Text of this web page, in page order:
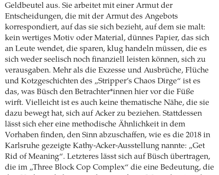
Geldbeutel aus. Sie arbeitet mit einer Armut der
Entscheidungen, die mit der Armut des Angebots
korrespondiert, auf das sie sich bezieht, auf dem sie malt:
kein wertiges Motiv oder Material, dünnes Papier, das sich
an Leute wendet, die sparen, klug handeln müssen, die es
sich weder seelisch noch finanziell leisten können, sich zu
verausgaben. Mehr als die Exzesse und Ausbrüche, Flüche
und Kotzgeschichten des „Stripper’s Chaos Dirge“ ist es
das, was Büsch den Betrachter*innen hier vor die Füße
wirft. Vielleicht ist es auch keine thematische Nähe, die sie
dazu bewegt hat, sich auf Acker zu beziehen. Stattdessen
lässt sich eher eine methodische Ähnlichkeit in dem
Vorhaben finden, den Sinn abzuschaffen, wie es die 2018 in
Karlsruhe gezeigte Kathy-Acker-Ausstellung nannte: „Get
Rid of Meaning“. Letzteres lässt sich auf Büsch übertragen,
die im „Three Block Cop Complex“ die eine Bedeutung, die